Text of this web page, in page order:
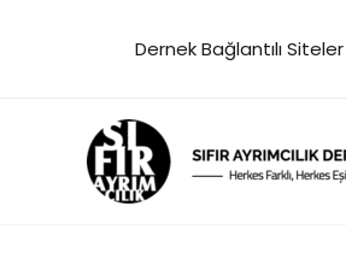
Dernek Bağlantılı Siteler